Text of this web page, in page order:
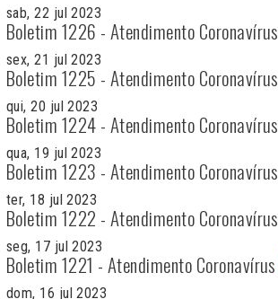
sab, 22 jul 2023
Boletim 1226 - Atendimento Coronavírus
sex, 21 jul 2023
Boletim 1225 - Atendimento Coronavírus
qui, 20 jul 2023
Boletim 1224 - Atendimento Coronavírus
qua, 19 jul 2023
Boletim 1223 - Atendimento Coronavírus
ter, 18 jul 2023
Boletim 1222 - Atendimento Coronavírus
seg, 17 jul 2023
Boletim 1221 - Atendimento Coronavírus
dom, 16 jul 2023